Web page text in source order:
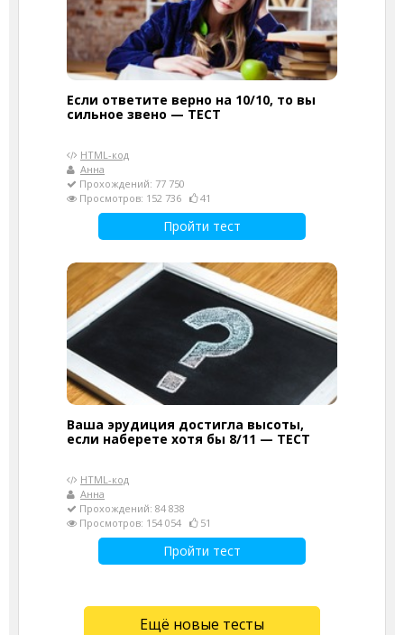
Если ответите верно на 10/10, то вы
сильное звено — ТЕСТ
HTML-код
Анна
Прохождений: 77 750
Просмотров: 152 736
41
Пройти тест
Ваша эрудиция достигла высоты,
если наберете хотя бы 8/11 — ТЕСТ
HTML-код
Анна
Прохождений: 84 838
Просмотров: 154 054
51
Пройти тест
Ещё новые тесты